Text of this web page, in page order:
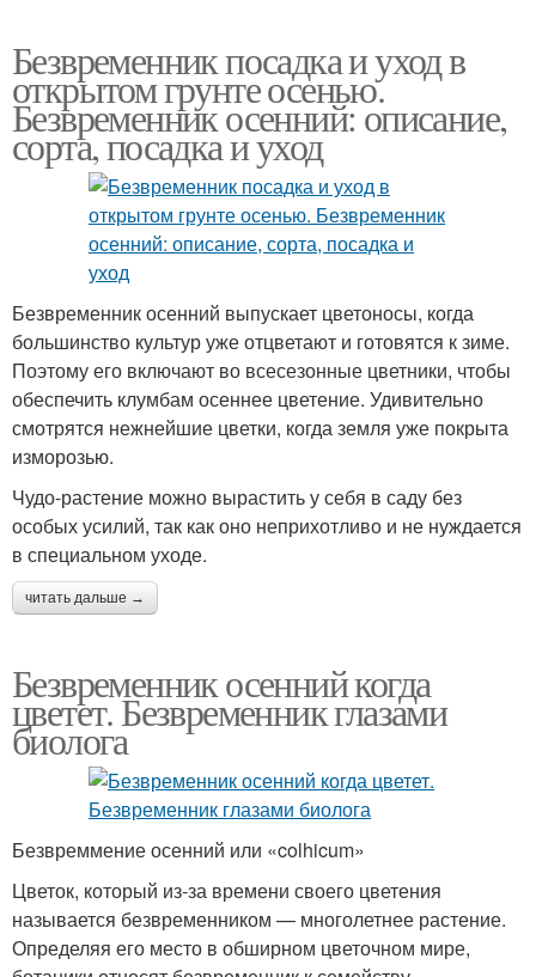
Безвременник посадка и уход в
открытом грунте осенью.
Безвременник осенний: описание,
сорта, посадка и уход
Безвременник осенний выпускает цветоносы, когда
большинство культур уже отцветают и готовятся к зиме.
Поэтому его включают во всесезонные цветники, чтобы
обеспечить клумбам осеннее цветение. Удивительно
смотрятся нежнейшие цветки, когда земля уже покрыта
изморозью.
Чудо-растение можно вырастить у себя в саду без
особых усилий, так как оно неприхотливо и не нуждается
в специальном уходе.
читать дальше →
Безвременник осенний когда
цветет. Безвременник глазами
биолога
Безвреммение осенний или «colhicum»
Цветок, который из-за времени своего цветения
называется безвременником — многолетнее растение.
Определяя его место в обширном цветочном мире,